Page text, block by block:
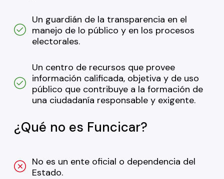
Un guardián de la transparencia en el
manejo de lo público y en los procesos
electorales.
Un centro de recursos que provee
información calificada, objetiva y de uso
público que contribuye a la formación de
una ciudadanía responsable y exigente.
¿Qué no es Funcicar?
No es un ente oficial o dependencia del
Estado.